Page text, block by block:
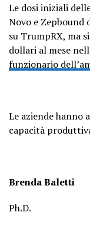
Le dosi iniziali
Novo e Zepbound
su TrumpRX, ma
dollari al mese
funzionario
Le aziende hanno
capacità
Brenda Baletti
Ph.D.